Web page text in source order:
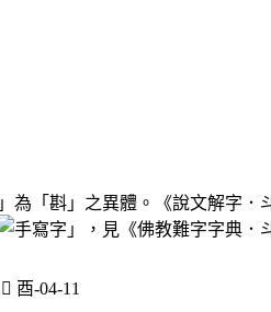
」為「斟」之異體。《說文解字．
」，見《佛教難字字典．
󲡉 酉-04-11